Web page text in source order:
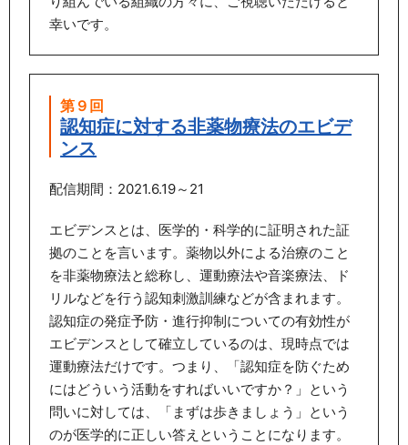
幸いです。
第９回
認知症に対する⾮薬物療法のエビデ
ンス
配信期間：2021.6.19～21
エビデンスとは、医学的・科学的に証明された証
拠のことを言います。薬物以外による治療のこと
を非薬物療法と総称し、運動療法や音楽療法、ド
リルなどを行う認知刺激訓練などが含まれます。
認知症の発症予防・進行抑制についての有効性が
エビデンスとして確立しているのは、現時点では
運動療法だけです。つまり、「認知症を防ぐため
にはどういう活動をすればいいですか？」という
問いに対しては、「まずは歩きましょう」という
のが医学的に正しい答えということになります。